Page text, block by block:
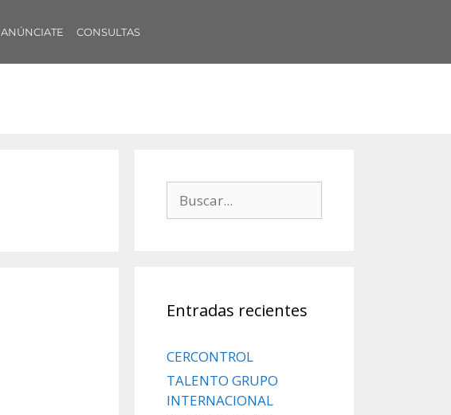
ANÚNCIATE CONSULTAS
Entradas recientes
CERCONTROL
TALENTO GRUPO
INTERNACIONAL